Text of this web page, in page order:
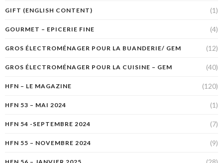
GIFT (ENGLISH CONTENT) (1)
GOURMET – EPICERIE FINE (4)
GROS ÉLECTROMÉNAGER POUR LA BUANDERIE/ GEM (12)
GROS ÉLECTROMÉNAGER POUR LA CUISINE – GEM (40)
HFN – LE MAGAZINE (120)
HFN 53 – MAI 2024 (1)
HFN 54 -SEPTEMBRE 2024 (7)
HFN 55 – NOVEMBRE 2024 (9)